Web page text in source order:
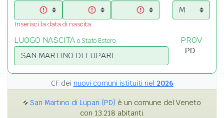
Inserisci la data di nascita
LUOGO NASCITA o Stato Estero PROV
CF dei nuovi comuni istituiti nel 2026
San Martino di Lupari (PD) è un comune del Veneto
con 13.218 abitanti.